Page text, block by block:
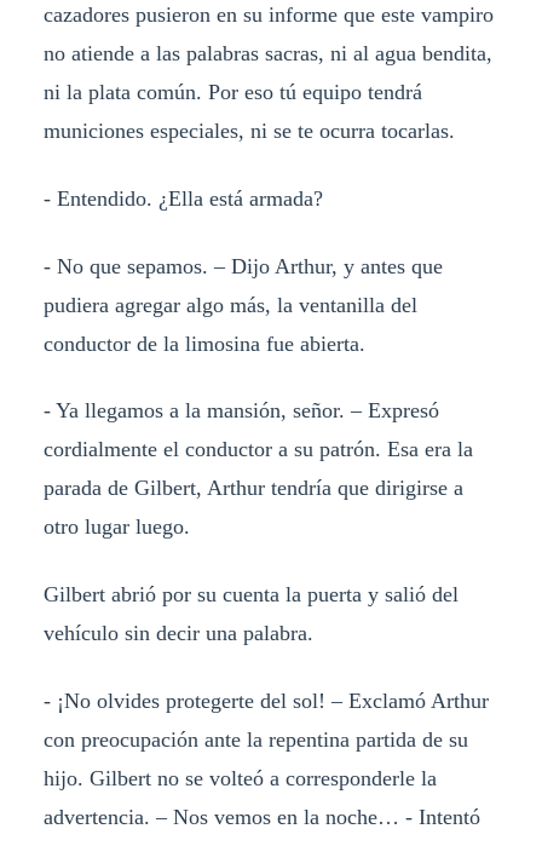
cazadores pusieron en su informe que este vampiro
no atiende a las palabras sacras, ni al agua bendita,
ni la plata común. Por eso tú equipo tendrá
municiones especiales, ni se te ocurra tocarlas.
- Entendido. ¿Ella está armada?
- No que sepamos. – Dijo Arthur, y antes que
pudiera agregar algo más, la ventanilla del
conductor de la limosina fue abierta.
- Ya llegamos a la mansión, señor. – Expresó
cordialmente el conductor a su patrón. Esa era la
parada de Gilbert, Arthur tendría que dirigirse a
otro lugar luego.
Gilbert abrió por su cuenta la puerta y salió del
vehículo sin decir una palabra.
- ¡No olvides protegerte del sol! – Exclamó Arthur
con preocupación ante la repentina partida de su
hijo. Gilbert no se volteó a corresponderle la
advertencia. – Nos vemos en la noche… - Intentó